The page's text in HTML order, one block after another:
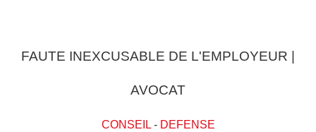
FAUTE INEXCUSABLE DE L'EMPLOYEUR |
AVOCAT
CONSEIL- DEFENSE